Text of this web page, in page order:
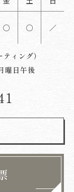
○ ○ ／
ィング）
曜日午後